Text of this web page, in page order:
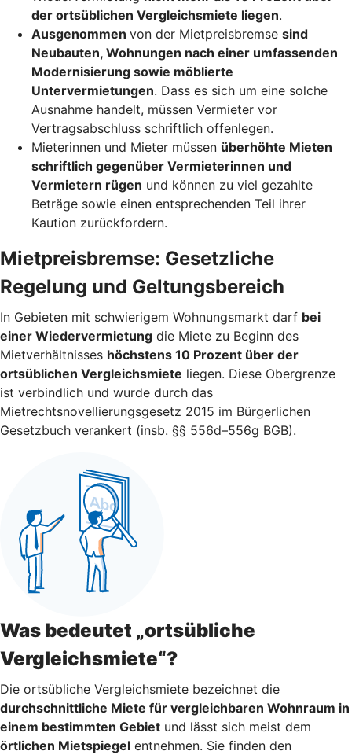
der ortsüblichen Vergleichsmiete liegen.
Ausgenommen von der Mietpreisbremse sind
Neubauten, Wohnungen nach einer umfassenden
Modernisierung sowie möblierte
Untervermietungen. Dass es sich um eine solche
Ausnahme handelt, müssen Vermieter vor
Vertragsabschluss schriftlich offenlegen.
Mieterinnen und Mieter müssen überhöhte Mieten
schriftlich gegenüber Vermieterinnen und
Vermietern rügen und können zu viel gezahlte
Beträge sowie einen entsprechenden Teil ihrer
Kaution zurückfordern.
Mietpreisbremse: Gesetzliche
Regelung und Geltungsbereich
In Gebieten mit schwierigem Wohnungsmarkt darf bei
einer Wiedervermietung die Miete zu Beginn des
Mietverhältnisses höchstens 10 Prozent über der
ortsüblichen Vergleichsmiete liegen. Diese Obergrenze
ist verbindlich und wurde durch das
Mietrechtsnovellierungsgesetz 2015 im Bürgerlichen
Gesetzbuch verankert (insb. §§ 556d–556g BGB).
Was bedeutet „ortsübliche
Vergleichsmiete“?
Die ortsübliche Vergleichsmiete bezeichnet die
durchschnittliche Miete für vergleichbaren Wohnraum in
einem bestimmten Gebiet und lässt sich meist dem
örtlichen Mietspiegel entnehmen. Sie finden den